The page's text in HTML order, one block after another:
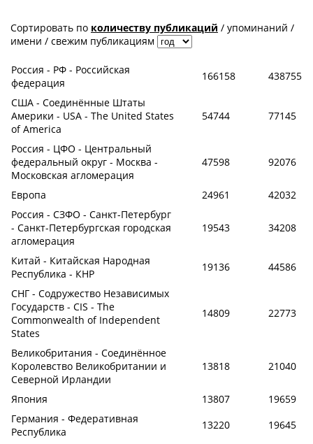
Сортировать по количеству публикаций / упоминаний /
имени / свежим публикациям
Россия - РФ - Российская
федерация
166158
438755
США - Соединённые Штаты
Америки - USA - The United States
of America
54744 77145
Россия - ЦФО - Центральный
федеральный округ - Москва -
Московская агломерация
47598 92076
Европа 24961
42032
Россия - СЗФО - Санкт-Петербург
- Санкт-Петербургская городская
агломерация
19543 34208
Китай - Китайская Народная
Республика - КНР
19136
44586
СНГ - Содружество Независимых
Государств - CIS - The
Commonwealth of Independent
States
14809 22773
Великобритания - Соединённое
Королевство Великобритании и
Северной Ирландии
13818 21040
Япония 13807
19659
Германия - Федеративная
Республика
13220
19645